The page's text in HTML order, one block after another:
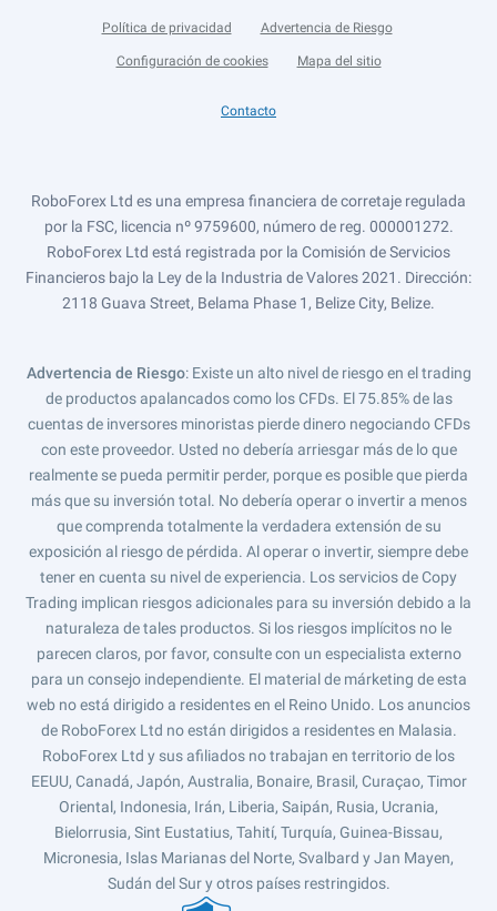
Política de privacidad Advertencia de Riesgo
Configuración de cookies Mapa del sitio
Contacto
RoboForex Ltd es una empresa financiera de corretaje regulada
por la FSC, licencia nº 9759600, número de reg. 000001272.
RoboForex Ltd está registrada por la Comisión de Servicios
Financieros bajo la Ley de la Industria de Valores 2021. Dirección:
2118 Guava Street, Belama Phase 1, Belize City, Belize.
Advertencia de Riesgo: Existe un alto nivel de riesgo en el trading
de productos apalancados como los CFDs. El 75.85% de las
cuentas de inversores minoristas pierde dinero negociando CFDs
con este proveedor. Usted no debería arriesgar más de lo que
realmente se pueda permitir perder, porque es posible que pierda
más que su inversión total. No debería operar o invertir a menos
que comprenda totalmente la verdadera extensión de su
exposición al riesgo de pérdida. Al operar o invertir, siempre debe
tener en cuenta su nivel de experiencia. Los servicios de Copy
Trading implican riesgos adicionales para su inversión debido a la
naturaleza de tales productos. Si los riesgos implícitos no le
parecen claros, por favor, consulte con un especialista externo
para un consejo independiente. El material de márketing de esta
web no está dirigido a residentes en el Reino Unido. Los anuncios
de RoboForex Ltd no están dirigidos a residentes en Malasia.
RoboForex Ltd y sus afiliados no trabajan en territorio de los
EEUU, Canadá, Japón, Australia, Bonaire, Brasil, Curaçao, Timor
Oriental, Indonesia, Irán, Liberia, Saipán, Rusia, Ucrania,
Bielorrusia, Sint Eustatius, Tahití, Turquía, Guinea-Bissau,
Micronesia, Islas Marianas del Norte, Svalbard y Jan Mayen,
Sudán del Sur y otros países restringidos.